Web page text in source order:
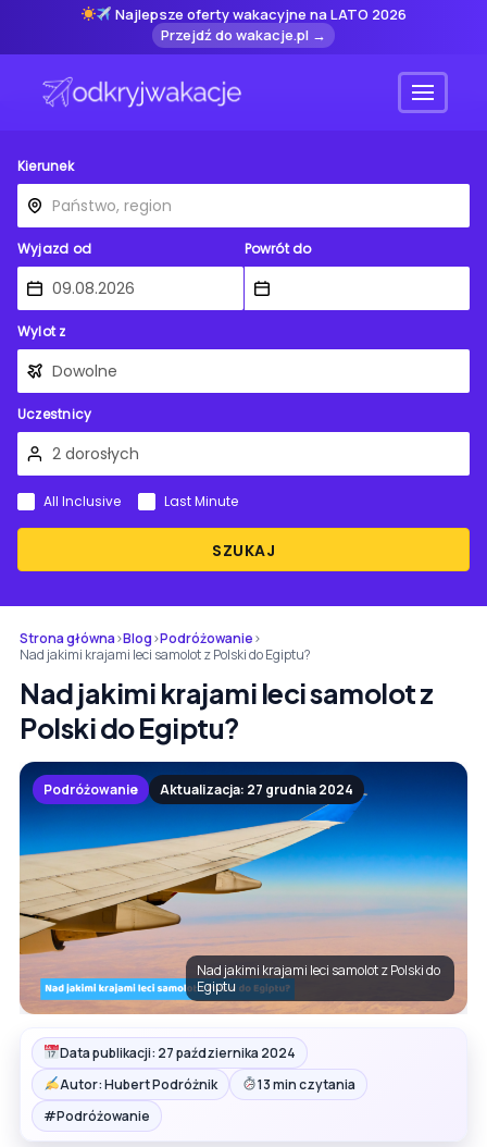
Najlepsze oferty wakacyjne na LATO 2026
Przejdź do wakacje.pl →
Menu
Kierunek
Wyjazd od Powrót do
Wylot z
Uczestnicy
SZUKAJ
All Inclusive Last Minute
Strona główna›Blog›Podróżowanie›
Nad jakimi krajami leci samolot z Polski do Egiptu?
Nad jakimi krajami leci samolot z
Polski do Egiptu?
Podróżowanie Aktualizacja: 27 grudnia 2024
Nad jakimi krajami leci samolot z Polski do
Egiptu
Data publikacji: 27 października 2024
Autor: Hubert Podróżnik
13 min czytania
#Podróżowanie